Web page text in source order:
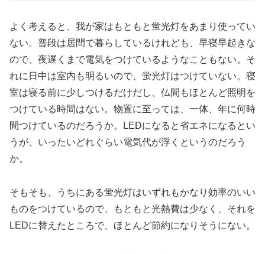
よく考えると、我が家はもともと蛍光灯をあまり使ってい
ない。普段は居間で暮らしているけれども、早寝早起きな
ので、夜遅くまで電気をつけているようなこともない。そ
れに日中は室内も明るいので、蛍光灯はつけていない。寝
室は寝る前に少しつけるだけだし、仏間もほとんど照明を
つけている時間はない。物置に至っては、一体、年に何時
間つけているのだろうか。LEDになると省エネになるとい
うが、いったいどれぐらい電気代が浮くというのだろう
か。
そもそも、うちにある蛍光灯はいずれもかなり効率のいい
ものをつけているので、もともと光熱費は少なく、それを
LEDに替えたところで、ほとんど節約になりそうにない。